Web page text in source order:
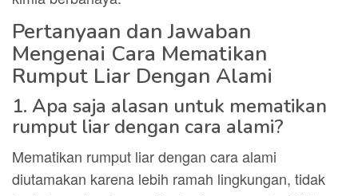
Pertanyaan dan Jawaban
Mengenai Cara Mematikan
Rumput Liar Dengan Alami
1. Apa saja alasan untuk mematikan
rumput liar dengan cara alami?
Mematikan rumput liar dengan cara alami
diutamakan karena lebih ramah lingkungan, tidak